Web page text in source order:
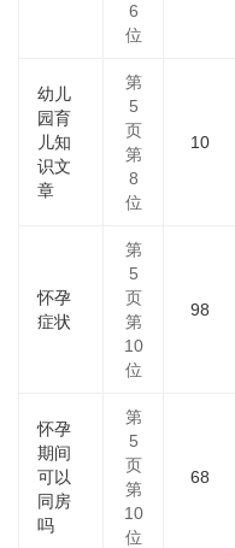
6
位
幼儿
园育
儿知
识文
章
第
5
页
第
8
位
10
怀孕
症状
第
5
页
第
10
位
98
怀孕
期间
可以
同房
吗
第
5
页
第
10
位
68